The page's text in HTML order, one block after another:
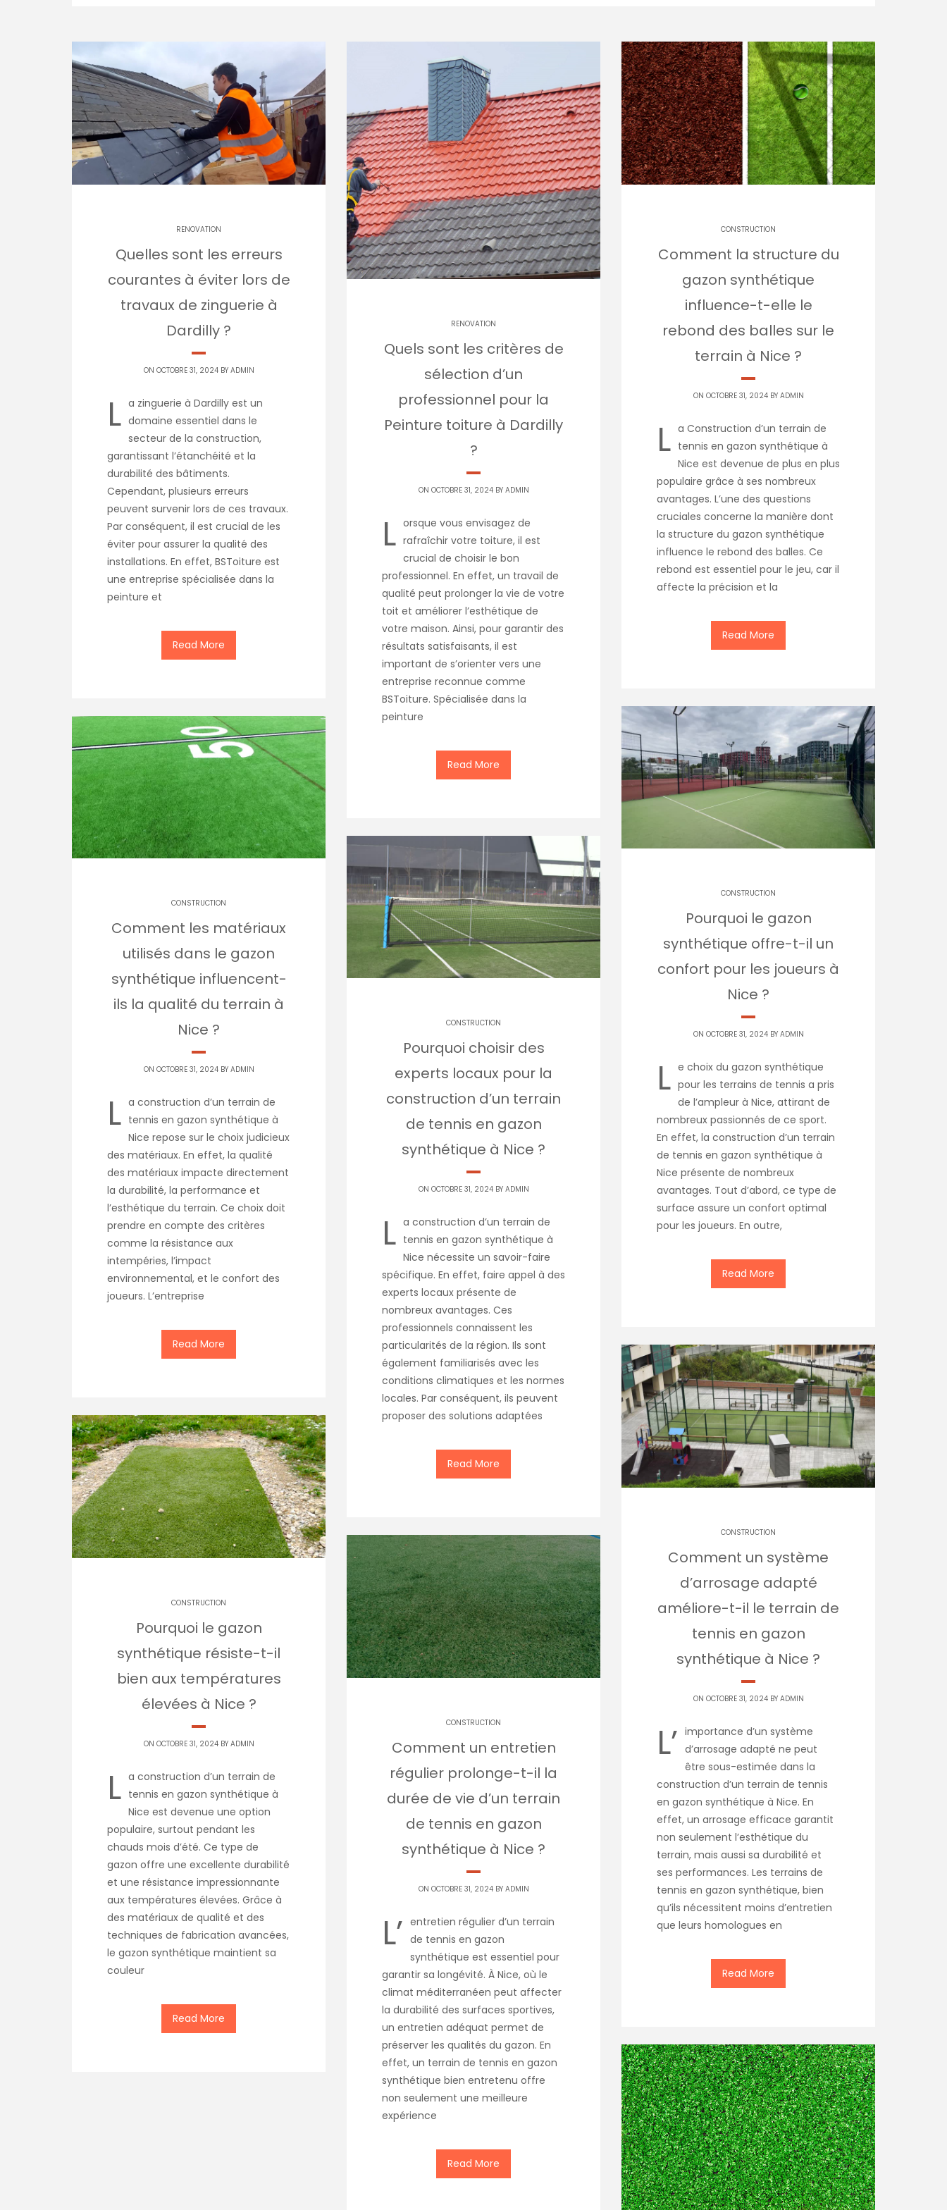
RENOVATION
Quelles sont les erreurs
courantes à éviter lors de
travaux de zinguerie à
Dardilly ?
ON OCTOBRE 31, 2024 BY ADMIN
L a zinguerie à Dardilly est un
domaine essentiel dans le
secteur de la construction,
garantissant l’étanchéité et la
durabilité des bâtiments.
Cependant, plusieurs erreurs
peuvent survenir lors de ces travaux.
Par conséquent, il est crucial de les
éviter pour assurer la qualité des
installations. En effet, BSToiture est
une entreprise spécialisée dans la
peinture et
Read More
RENOVATION
Quels sont les critères de
sélection d’un
professionnel pour la
Peinture toiture à Dardilly
?
ON OCTOBRE 31, 2024 BY ADMIN
L orsque vous envisagez de
rafraîchir votre toiture, il est
crucial de choisir le bon
professionnel. En effet, un travail de
qualité peut prolonger la vie de votre
toit et améliorer l’esthétique de
votre maison. Ainsi, pour garantir des
résultats satisfaisants, il est
important de s’orienter vers une
entreprise reconnue comme
BSToiture. Spécialisée dans la
peinture
Read More
CONSTRUCTION
Comment la structure du
gazon synthétique
influence-t-elle le
rebond des balles sur le
terrain à Nice ?
ON OCTOBRE 31, 2024 BY ADMIN
L a Construction d’un terrain de
tennis en gazon synthétique à
Nice est devenue de plus en plus
populaire grâce à ses nombreux
avantages. L’une des questions
cruciales concerne la manière dont
la structure du gazon synthétique
influence le rebond des balles. Ce
rebond est essentiel pour le jeu, car il
affecte la précision et la
Read More
CONSTRUCTION
Pourquoi le gazon
synthétique offre-t-il un
confort pour les joueurs à
Nice ?
ON OCTOBRE 31, 2024 BY ADMIN
L e choix du gazon synthétique
pour les terrains de tennis a pris
de l’ampleur à Nice, attirant de
nombreux passionnés de ce sport.
En effet, la construction d’un terrain
de tennis en gazon synthétique à
Nice présente de nombreux
avantages. Tout d’abord, ce type de
surface assure un confort optimal
pour les joueurs. En outre,
Read More
CONSTRUCTION
Comment les matériaux
utilisés dans le gazon
synthétique influencent-
ils la qualité du terrain à
Nice ?
ON OCTOBRE 31, 2024 BY ADMIN
L a construction d’un terrain de
tennis en gazon synthétique à
Nice repose sur le choix judicieux
des matériaux. En effet, la qualité
des matériaux impacte directement
la durabilité, la performance et
l’esthétique du terrain. Ce choix doit
prendre en compte des critères
comme la résistance aux
intempéries, l’impact
environnemental, et le confort des
joueurs. L’entreprise
Read More
CONSTRUCTION
Pourquoi choisir des
experts locaux pour la
construction d’un terrain
de tennis en gazon
synthétique à Nice ?
ON OCTOBRE 31, 2024 BY ADMIN
L a construction d’un terrain de
tennis en gazon synthétique à
Nice nécessite un savoir-faire
spécifique. En effet, faire appel à des
experts locaux présente de
nombreux avantages. Ces
professionnels connaissent les
particularités de la région. Ils sont
également familiarisés avec les
conditions climatiques et les normes
locales. Par conséquent, ils peuvent
proposer des solutions adaptées
Read More
CONSTRUCTION
Comment un système
d’arrosage adapté
améliore-t-il le terrain de
tennis en gazon
synthétique à Nice ?
ON OCTOBRE 31, 2024 BY ADMIN
L’ importance d’un système
d’arrosage adapté ne peut
être sous-estimée dans la
construction d’un terrain de tennis
en gazon synthétique à Nice. En
effet, un arrosage efficace garantit
non seulement l’esthétique du
terrain, mais aussi sa durabilité et
ses performances. Les terrains de
tennis en gazon synthétique, bien
qu’ils nécessitent moins d’entretien
que leurs homologues en
Read More
CONSTRUCTION
Pourquoi le gazon
synthétique résiste-t-il
bien aux températures
élevées à Nice ?
ON OCTOBRE 31, 2024 BY ADMIN
L a construction d’un terrain de
tennis en gazon synthétique à
Nice est devenue une option
populaire, surtout pendant les
chauds mois d’été. Ce type de
gazon offre une excellente durabilité
et une résistance impressionnante
aux températures élevées. Grâce à
des matériaux de qualité et des
techniques de fabrication avancées,
le gazon synthétique maintient sa
couleur
Read More
CONSTRUCTION
Comment un entretien
régulier prolonge-t-il la
durée de vie d’un terrain
de tennis en gazon
synthétique à Nice ?
ON OCTOBRE 31, 2024 BY ADMIN
L’ entretien régulier d’un terrain
de tennis en gazon
synthétique est essentiel pour
garantir sa longévité. À Nice, où le
climat méditerranéen peut affecter
la durabilité des surfaces sportives,
un entretien adéquat permet de
préserver les qualités du gazon. En
effet, un terrain de tennis en gazon
synthétique bien entretenu offre
non seulement une meilleure
expérience
Read More